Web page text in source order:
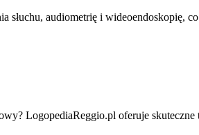
słuchu, audiometrię i wideoendoskopię,
LogopediaReggio.pl oferuje